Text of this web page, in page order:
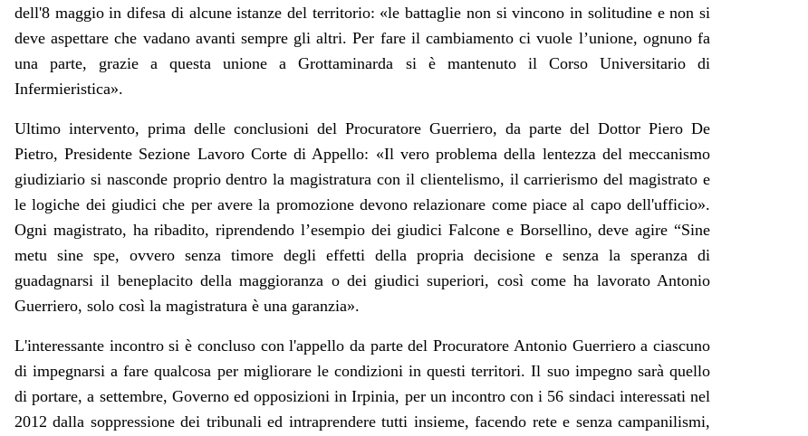
dell'8 maggio in difesa di alcune istanze del territorio: «le battaglie non si vincono in solitudine e non si
deve aspettare che vadano avanti sempre gli altri. Per fare il cambiamento ci vuole l’unione, ognuno fa
una parte, grazie a questa unione a Grottaminarda si è mantenuto il Corso Universitario di
Infermieristica».
Ultimo intervento, prima delle conclusioni del Procuratore Guerriero, da parte del Dottor Piero De
Pietro, Presidente Sezione Lavoro Corte di Appello: «Il vero problema della lentezza del meccanismo
giudiziario si nasconde proprio dentro la magistratura con il clientelismo, il carrierismo del magistrato e
le logiche dei giudici che per avere la promozione devono relazionare come piace al capo dell'ufficio».
Ogni magistrato, ha ribadito, riprendendo l’esempio dei giudici Falcone e Borsellino, deve agire “Sine
metu sine spe, ovvero senza timore degli effetti della propria decisione e senza la speranza di
guadagnarsi il beneplacito della maggioranza o dei giudici superiori, così come ha lavorato Antonio
Guerriero, solo così la magistratura è una garanzia».
L'interessante incontro si è concluso con l'appello da parte del Procuratore Antonio Guerriero a ciascuno
di impegnarsi a fare qualcosa per migliorare le condizioni in questi territori. Il suo impegno sarà quello
di portare, a settembre, Governo ed opposizioni in Irpinia, per un incontro con i 56 sindaci interessati nel
2012 dalla soppressione dei tribunali ed intraprendere tutti insieme, facendo rete e senza campanilismi,